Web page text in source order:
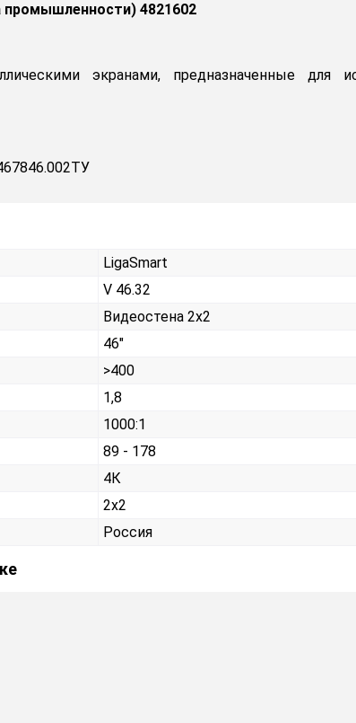
промышленности) 4821602
экранами, предназначенные для
LigaSmart
V 46.32
Видеостена 2х2
46"
>400
1,8
1000:1
89 - 178
4К
2x2
Россия